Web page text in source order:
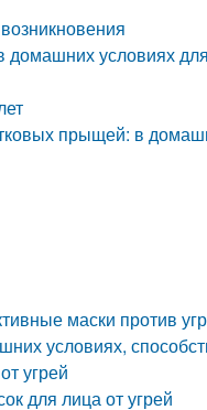
условиях
прыщей: в
маски против
условиях,
угрей
для лица от угрей